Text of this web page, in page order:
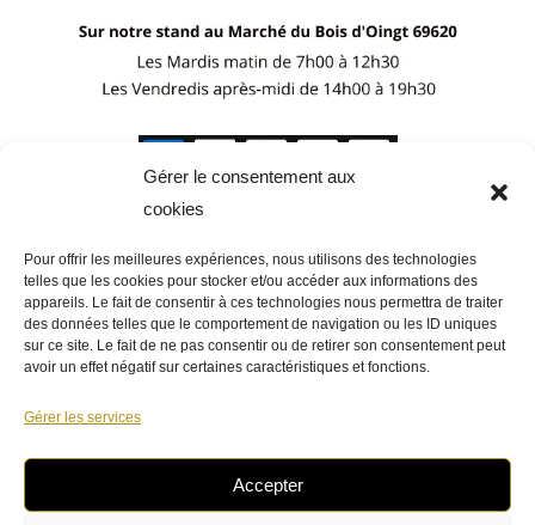
Gérer le consentement aux
cookies
Pour offrir les meilleures expériences, nous utilisons des technologies
telles que les cookies pour stocker et/ou accéder aux informations des
appareils. Le fait de consentir à ces technologies nous permettra de traiter
des données telles que le comportement de navigation ou les ID uniques
sur ce site. Le fait de ne pas consentir ou de retirer son consentement peut
avoir un effet négatif sur certaines caractéristiques et fonctions.
Gérer les services
Accepter